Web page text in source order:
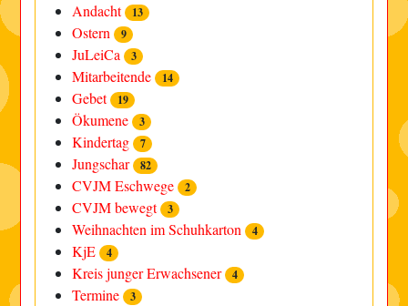
Andacht 13
Ostern 9
JuLeiCa 3
Mitarbeitende 14
Gebet 19
Ökumene 3
Kindertag 7
Jungschar 82
CVJM Eschwege 2
CVJM bewegt 3
Weihnachten im Schuhkarton 4
KjE 4
Kreis junger Erwachsener 4
Termine 3